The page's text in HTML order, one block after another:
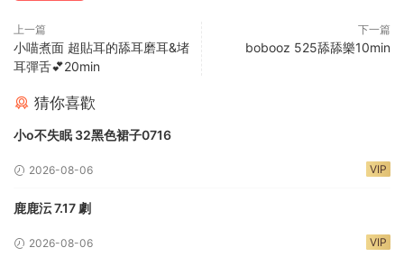
上一篇
小喵煮面 超貼耳的舔耳磨耳&堵
耳彈舌💕20min
下一篇
bobooz 525舔舔樂10min
猜你喜歡
小o不失眠 32黑色裙子0716
2026-08-06 VIP
鹿鹿沄 7.17 劇
2026-08-06 VIP